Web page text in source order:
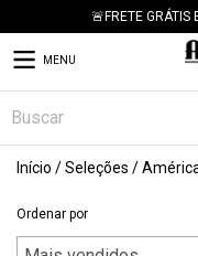
🚨FRETE
MENU
Início /Seleções /
Ordenar por